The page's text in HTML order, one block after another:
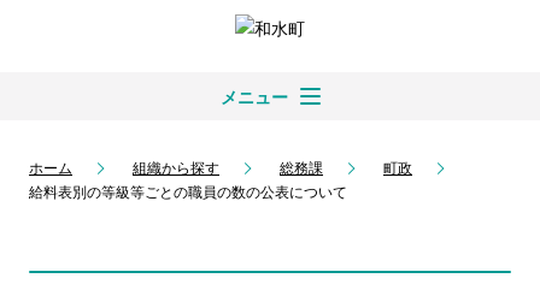
メニュー
ホーム 組織から探す 総務課
町政
給料表別の等級等ごとの職員の数の公表について